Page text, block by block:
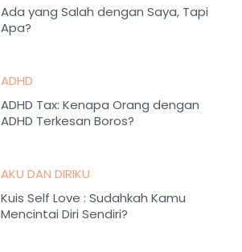
Ada yang Salah dengan Saya, Tapi
Apa?
ADHD
ADHD Tax: Kenapa Orang dengan
ADHD Terkesan Boros?
AKU DAN DIRIKU
Kuis Self Love : Sudahkah Kamu
Mencintai Diri Sendiri?